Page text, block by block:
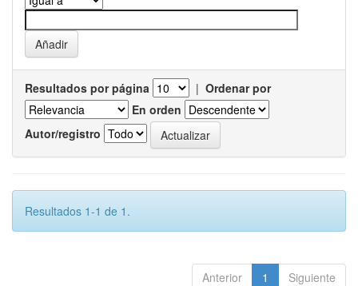
Resultados por página | Ordenar por
En orden
Autor/registro
Resultados 1-1 de 1.
Anterior 1 Siguiente